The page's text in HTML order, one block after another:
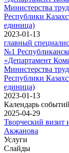
Министерства
Республики
единица)
2023-01-13
главный
№1
«Департамент
Министерства
Республики
единица)
2023-01-13
Календарь событий
2025-04-29
Творческий визит
Акжанова
Услуги
Слайды